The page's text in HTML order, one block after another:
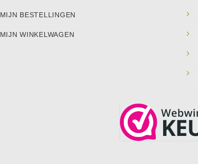
MIJN BESTELLINGEN
MIJN WINKELWAGEN